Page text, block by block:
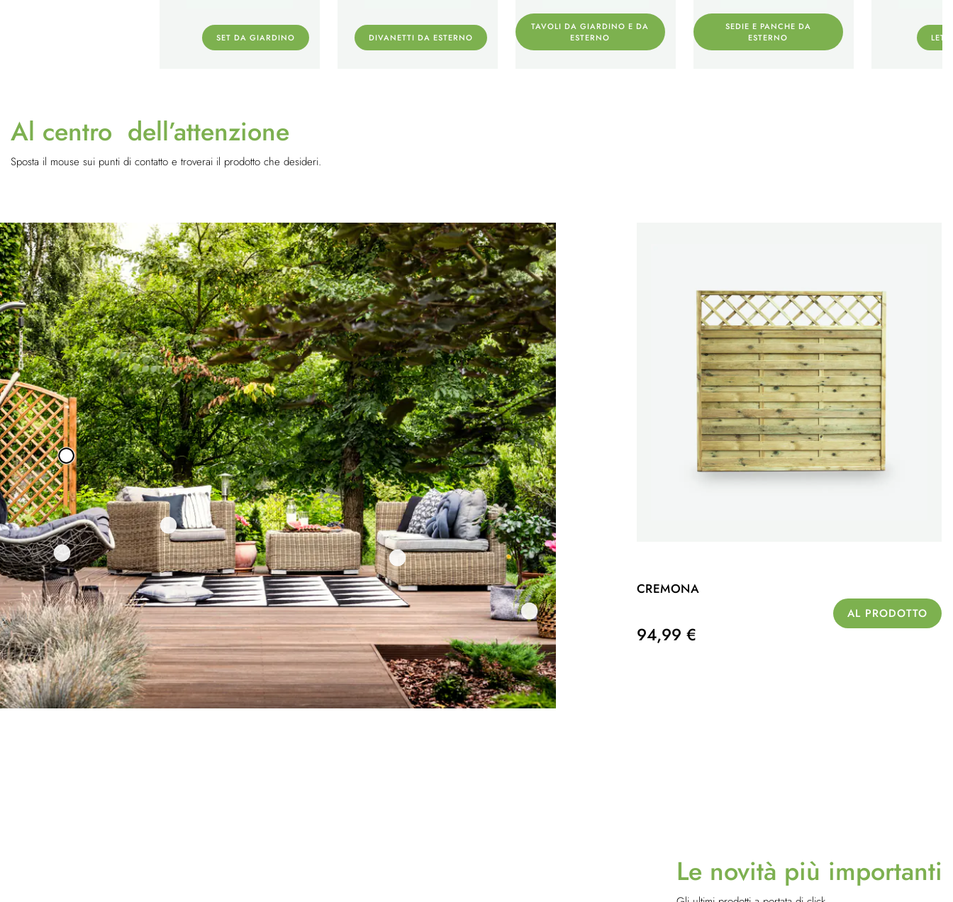
SET DA GIARDINO DIVANETTI DA ESTERNO
TAVOLI DA GIARDINO E DA
ESTERNO
SEDIE E PANCHE DA
ESTERNO
Al centro dell’attenzione
Sposta il mouse sui punti di contatto e troverai il prodotto che desideri.
CREMONA
94,99 €
AL PRODOTTO
Le novità più importanti